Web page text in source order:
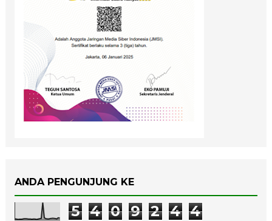
ANDA PENGUNJUNG KE
5 4 0 9 2 4 4